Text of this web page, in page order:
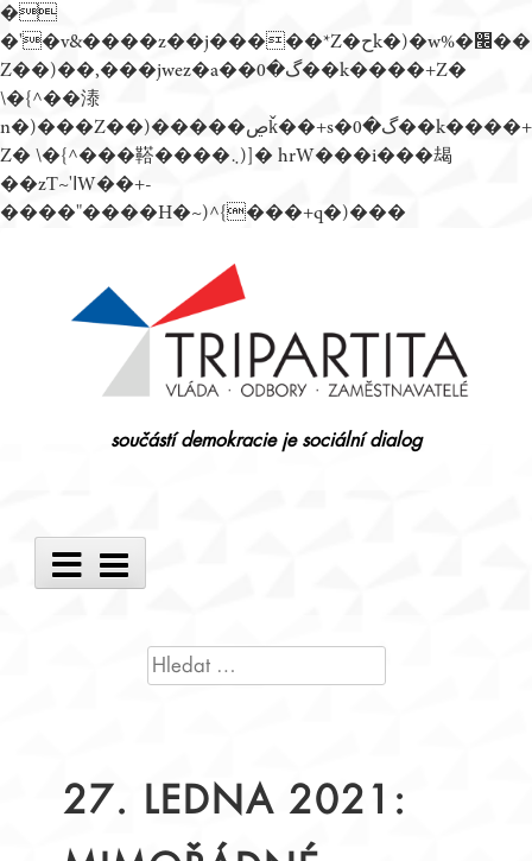
�
�'�v&����z��j�����*Z�حk�)�w%�׬��
Z��)��,���jwez�a��گ�0��k����+Z�
\�{^��溙
n�)���Z��)�����ڝǩ��+s�گ�0��k����+
Z� \�{^���鞳����܆)]� hrW���i���朅
��zƬ~'ߊW��+-
����"����H�~)^{���+q�)���
součástí demokracie je sociální dialog
Main
Menu
VYHLEDÁVÁNÍ
27. LEDNA 2021: